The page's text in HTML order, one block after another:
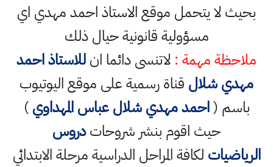
بحيث لا يتحمل موقع الاستاذ احمد مهدي اي
مسؤولية قانونية حيال ذلك
ملاحظة مهمة : لاتنسى دائما انللاستاذ احمد
مهدي شلال قناة رسمية على موقع اليوتيوب
باسم (احمد مهدي شلال عباس المهداوي)
حيث اقوم بنشر شروحاتدروس
الرياضيات لكافة المراحل الدراسية مرحلة الابتدائي